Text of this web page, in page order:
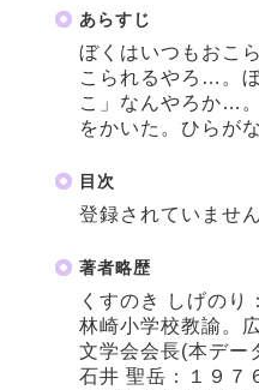
あらすじ
ぼくはいつもおこ
こられるやろ…。
こ」なんやろか…
をかいた。ひらが
目次
登録されていません
著者略歴
くすのき しげのり
林崎小学校教諭。
文学会会長(本デー
石井 聖岳：１９７